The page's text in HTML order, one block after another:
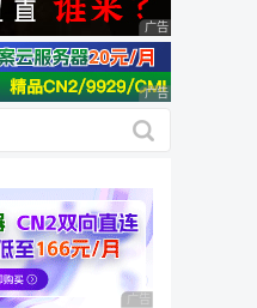
广告 商业广告，理
广告 商业广告，理
广告 商业广告，理性